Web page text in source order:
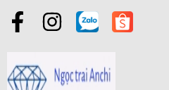
cầu bình an, sức khỏe đến những người